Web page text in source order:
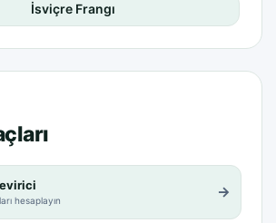
İsviçre Frangı
hesaplayın →